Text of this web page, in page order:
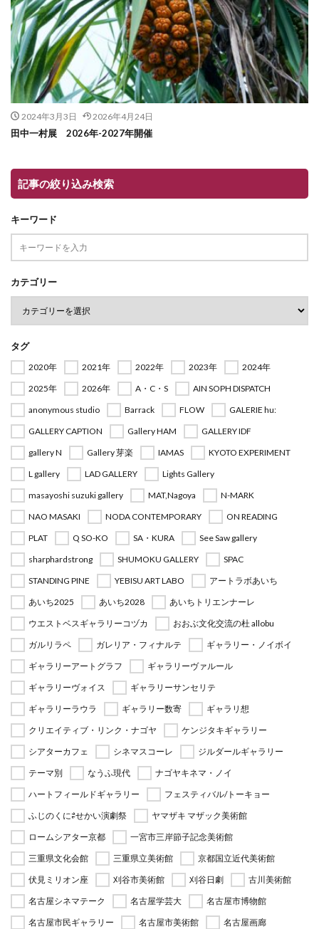
2024年3月3日 2026年4月24日
田中一村展 2026年-2027年開催
記事の絞り込み検索
キーワード
カテゴリー
タグ
2020年 2021年 2022年 2023年
2024年
2025年
2026年 A・C・S
AIN SOPH DISPATCH
anonymous studio
Barrack FLOW
GALERIE hu:
GALLERY CAPTION
Gallery HAM
GALLERY IDF
gallery N
Gallery 芽楽 IAMAS
KYOTO EXPERIMENT
L gallery
LAD GALLERY
Lights Gallery
masayoshi suzuki gallery
MAT,Nagoya
N-MARK
NAO MASAKI
NODA CONTEMPORARY
ON READING
PLAT
Q SO-KO SA・KURA
See Saw gallery
sharphardstrong
SHUMOKU GALLERY
SPAC
STANDING PINE
YEBISU ART LABO
アートラボあいち
あいち2025
あいち2028
あいちトリエンナーレ
ウエストベスギャラリーコヅカ
おおぶ文化交流の杜 allobu
ガルリラペ
ガレリア・フィナルテ
ギャラリー・ノイボイ
ギャラリーアートグラフ
ギャラリーヴァルール
ギャラリーヴォイス
ギャラリーサンセリテ
ギャラリーラウラ
ギャラリー数寄
ギャラリ想
クリエイティブ・リンク・ナゴヤ
ケンジタキギャラリー
シアターカフェ
シネマスコーレ
ジルダールギャラリー
テーマ別
なうふ現代
ナゴヤキネマ・ノイ
ハートフィールドギャラリー
フェスティバル/トーキョー
ふじのくに⇄せかい演劇祭
ヤマザキ マザック美術館
ロームシアター京都
一宮市三岸節子記念美術館
三重県文化会館
三重県立美術館
京都国立近代美術館
伏見ミリオン座
刈谷市美術館 刈谷日劇
古川美術館
名古屋シネマテーク
名古屋学芸大
名古屋市博物館
名古屋市民ギャラリー
名古屋市美術館
名古屋画廊